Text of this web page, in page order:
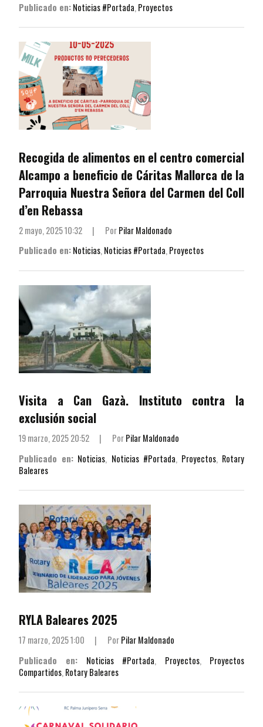
Publicado en:Noticias #Portada,Proyectos
Recogida de alimentos en el centro comercial
Alcampo a beneficio de Cáritas Mallorca de la
Parroquia Nuestra Señora del Carmen del Coll
d’en Rebassa
2 mayo, 2025 10:32 | PorPilar Maldonado
Publicado en:Noticias,Noticias #Portada,Proyectos
Visita a Can Gazà. Instituto contra la
exclusión social
19 marzo, 2025 20:52 | PorPilar Maldonado
Publicado en: Noticias, Noticias #Portada, Proyectos, Rotary
Baleares
RYLA Baleares 2025
17 marzo, 2025 1:00 | PorPilar Maldonado
Publicado en:
Noticias #Portada, Proyectos, Proyectos
Compartidos, Rotary Baleares